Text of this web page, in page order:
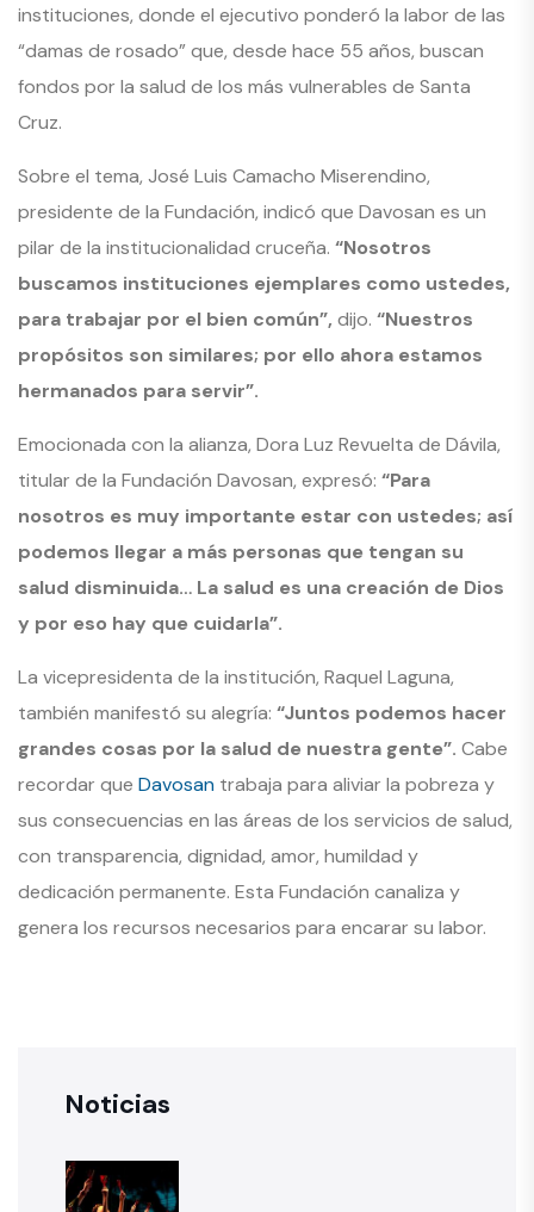
instituciones, donde el ejecutivo ponderó la labor de las
“damas de rosado” que, desde hace 55 años, buscan
fondos por la salud de los más vulnerables de Santa
Cruz.
Sobre el tema, José Luis Camacho Miserendino,
presidente de la Fundación, indicó que Davosan es un
pilar de la institucionalidad cruceña. “Nosotros
buscamos instituciones ejemplares como ustedes,
para trabajar por el bien común”, dijo. “Nuestros
propósitos son similares; por ello ahora estamos
hermanados para servir”.
Emocionada con la alianza, Dora Luz Revuelta de Dávila,
titular de la Fundación Davosan, expresó: “Para
nosotros es muy importante estar con ustedes; así
podemos llegar a más personas que tengan su
salud disminuida… La salud es una creación de Dios
y por eso hay que cuidarla”.
La vicepresidenta de la institución, Raquel Laguna,
también manifestó su alegría: “Juntos podemos hacer
grandes cosas por la salud de nuestra gente”. Cabe
recordar que Davosan trabaja para aliviar la pobreza y
sus consecuencias en las áreas de los servicios de salud,
con transparencia, dignidad, amor, humildad y
dedicación permanente. Esta Fundación canaliza y
genera los recursos necesarios para encarar su labor.
Noticias